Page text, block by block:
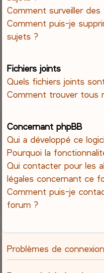
Comment surveiller
Comment puis-je
sujets ?
Fichiers joints
Quels fichiers joints
Comment trouver tous
Concernant phpBB
Qui a développé ce
Pourquoi la
Qui contacter pour les
légales concernant ce
Comment puis-je
forum ?
Problèmes de